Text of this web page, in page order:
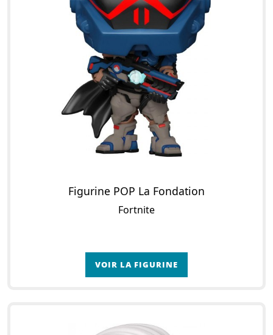
Figurine POP La Fondation
Fortnite
VOIR LA FIGURINE